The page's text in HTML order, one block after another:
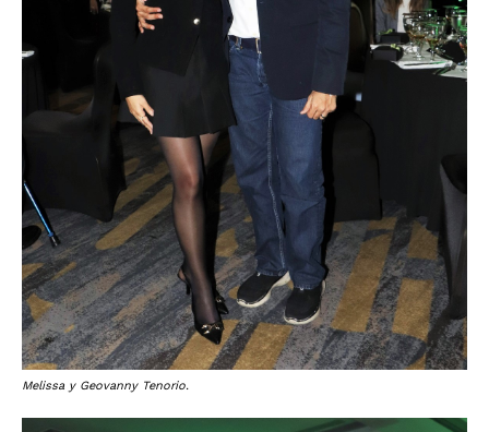
Melissa y Geovanny Tenorio.